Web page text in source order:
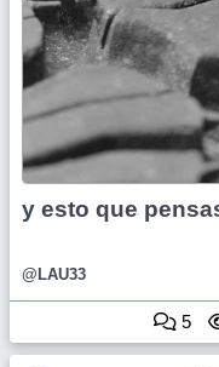
y esto que
@LAU33
5